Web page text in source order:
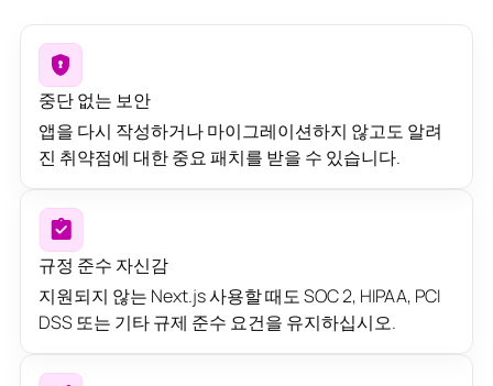
중단 없는 보안
앱을 다시 작성하거나 마이그레이션하지 않고도 알려
진 취약점에 대한 중요 패치를 받을 수 있습니다.
규정 준수 자신감
지원되지 않는 Next.js 사용할 때도 SOC 2, HIPAA, PCI
DSS 또는 기타 규제 준수 요건을 유지하십시오.